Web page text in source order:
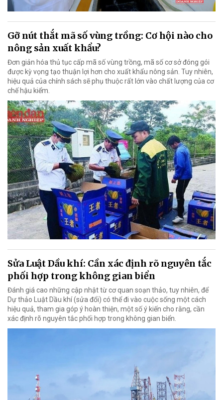
Gỡ nút thắt mã số vùng trồng: Cơ hội nào cho
nông sản xuất khẩu?
Đơn giản hóa thủ tục cấp mã số vùng trồng, mã số cơ sở đóng gói
được kỳ vọng tạo thuận lợi hơn cho xuất khẩu nông sản. Tuy nhiên,
hiệu quả của chính sách sẽ phụ thuộc rất lớn vào chất lượng của cơ
chế hậu kiểm.
Sửa Luật Dầu khí: Cần xác định rõ nguyên tắc
phối hợp trong không gian biển
Đánh giá cao những cập nhật từ cơ quan soạn thảo, tuy nhiên, để
Dự thảo Luật Dầu khí (sửa đổi) có thể đi vào cuộc sống một cách
hiệu quả, tham gia góp ý hoàn thiện, một số ý kiến cho rằng, cần
xác định rõ nguyên tắc phối hợp trong không gian biển.